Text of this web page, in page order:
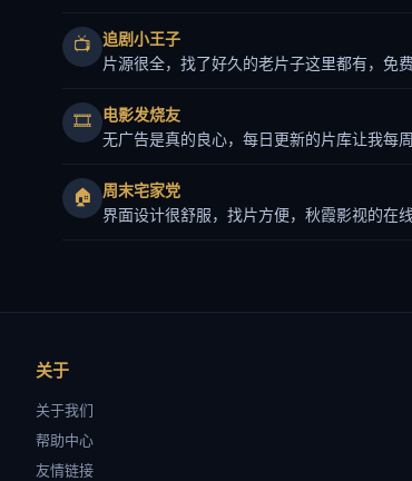
📺 追剧小王子
片源很全，找了好久的老片子这里都有，免
🎞️ 电影发烧友
无广告是真的良心，每日更新的片库让我每
🏠
周末宅家党
界面设计很舒服，找片方便，秋霞影视的在
关于
关于我们
帮助中心
友情链接